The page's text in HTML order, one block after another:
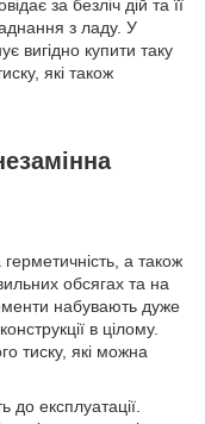
за безліч дій та її
з ладу. У
вигідно купити таку
які також
а також
обсягах та на
набувають дуже
в цілому.
тиску, які можна
до експлуатації.